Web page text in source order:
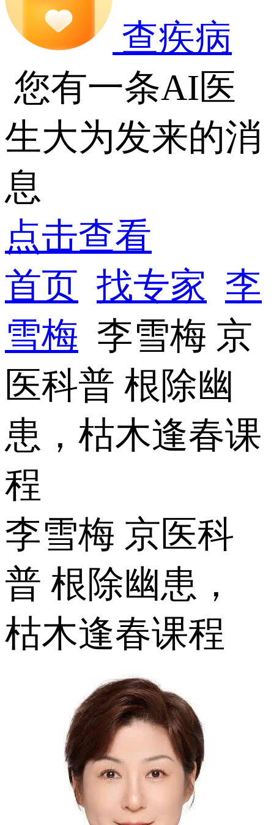
查疾病
您有一条AI医
生大为发来的消
息
点击查看
首页 找专家 李
雪梅 李雪梅 京
医科普 根除幽
患，枯木逢春课
程
李雪梅 京医科
普 根除幽患，
枯木逢春课程